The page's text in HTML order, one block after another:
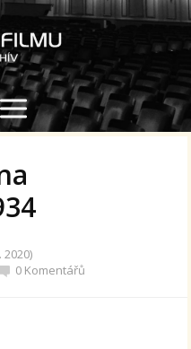
2020)
0 Komentářů